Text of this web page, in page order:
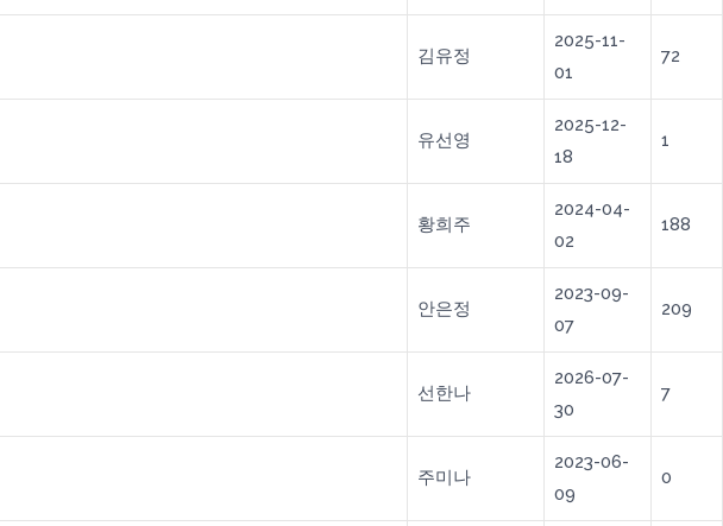
김유정
2025-11-
01
72
유선영
2025-12-
18
1
황희주
2024-04-
02
188
안은정
2023-09-
07
209
선한나
2026-07-
30
7
주미나
2023-06-
09
0